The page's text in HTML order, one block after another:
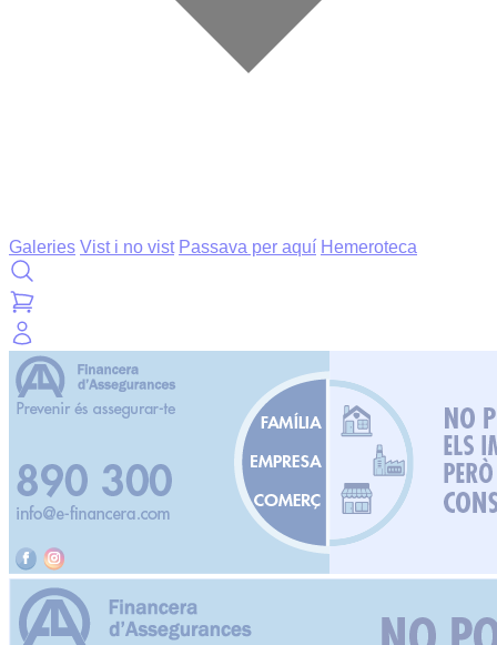
Galeries Vist i no vist Passava per aquí Hemeroteca